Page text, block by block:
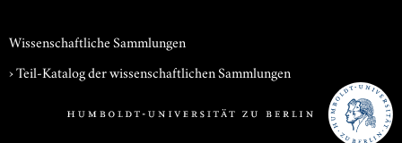
Wissenschaftliche Sammlungen
› Teil-Katalog der wissenschaftlichen Sammlungen